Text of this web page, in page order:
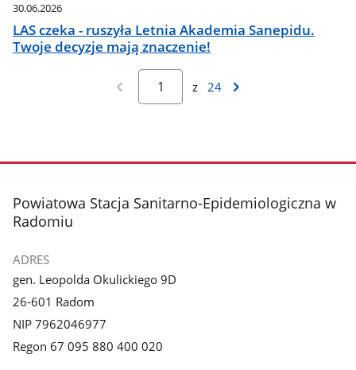
30.06.2026
LAS czeka - ruszyła Letnia Akademia Sanepidu.
Twoje decyzje mają znaczenie!
z 24
stopka
Powiatowa Stacja Sanitarno-Epidemiologiczna w
Radomiu
ADRES
gen. Leopolda Okulickiego 9D
26-601 Radom
NIP 7962046977
Regon 67 095 880 400 020